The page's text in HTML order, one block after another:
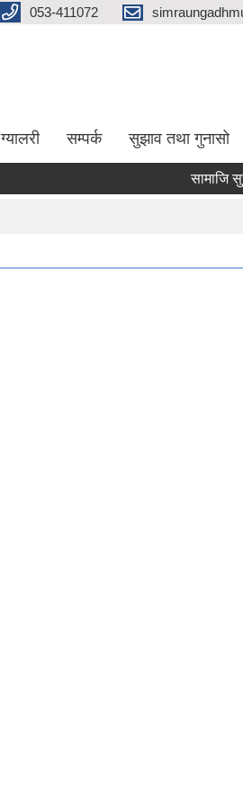
053-411072
ग्यालरी सम्पर्क सुझाव तथा गुनासो
सामाजि